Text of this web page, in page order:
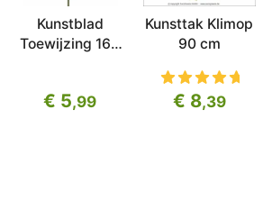
Kunstblad
Toewijzing 165
€ 5,99
Kunsttak Klimop
90 cm
€ 8,39